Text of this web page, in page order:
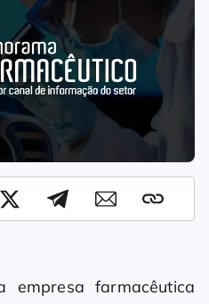
empresa farmacêutica